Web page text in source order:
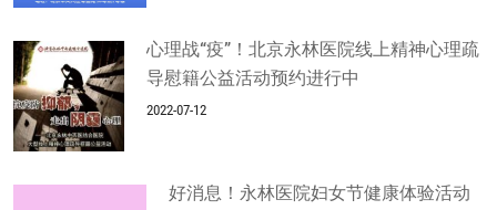
心理战“疫”！北京永林医院线上精神心理疏
导慰籍公益活动预约进行中
2022-07-12
好消息！永林医院妇女节健康体验活动